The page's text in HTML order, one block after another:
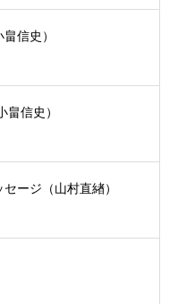
信史）
信史）
ージ（山村直緖）